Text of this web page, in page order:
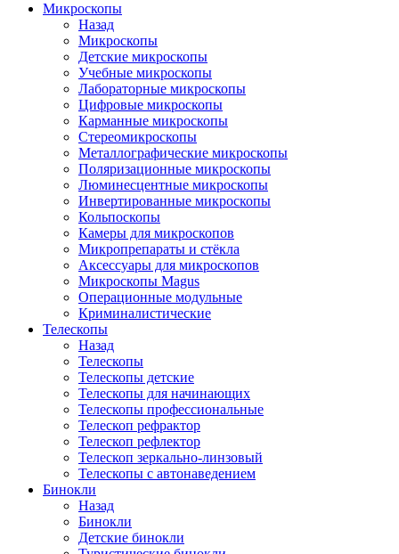
Микроскопы
Назад
Микроскопы
Детские микроскопы
Учебные микроскопы
Лабораторные микроскопы
Цифровые микроскопы
Карманные микроскопы
Стереомикроскопы
Металлографические микроскопы
Поляризационные микроскопы
Люминесцентные микроскопы
Инвертированные микроскопы
Кольпоскопы
Камеры для микроскопов
Микропрепараты и стёкла
Аксессуары для микроскопов
Микроскопы Magus
Операционные модульные
Криминалистические
Телескопы
Назад
Телескопы
Телескопы детские
Телескопы для начинающих
Телескопы профессиональные
Телескоп рефрактор
Телескоп рефлектор
Телескоп зеркально-линзовый
Телескопы с автонаведением
Бинокли
Назад
Бинокли
Детские бинокли